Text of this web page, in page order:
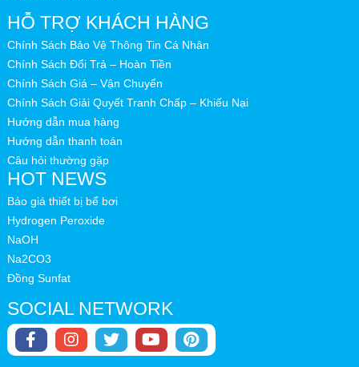
HỖ TRỢ KHÁCH HÀNG
Chính Sách Bảo Vệ Thông Tin Cá Nhân
Chính Sách Đổi Trả – Hoàn Tiền
Chính Sách Giá – Vận Chuyển
Chính Sách Giải Quyết Tranh Chấp – Khiếu Nại
Hướng dẫn mua hàng
Hướng dẫn thanh toán
Câu hỏi thường gặp
HOT NEWS
Báo giá thiết bị bể bơi
Hydrogen Peroxide
NaOH
Na2CO3
Đồng Sunfat
SOCIAL NETWORK